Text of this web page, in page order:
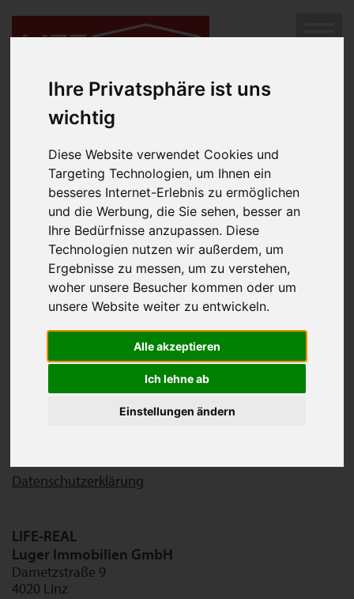
Ihre Privatsphäre ist uns
wichtig
Diese Website verwendet Cookies und
Targeting Technologien, um Ihnen ein
besseres Internet-Erlebnis zu ermöglichen
und die Werbung, die Sie sehen, besser an
Ihre Bedürfnisse anzupassen. Diese
Technologien nutzen wir außerdem, um
Ergebnisse zu messen, um zu verstehen,
woher unsere Besucher kommen oder um
unsere Website weiter zu entwickeln.
Alle akzeptieren
Ich lehne ab
Einstellungen ändern
SUCHEN
Impressum
Rechtsform:
Geschäftsführung:
Luger Margarete, MPA, MBA, akad.
Immobilienmanagerin
Firmenbuchnummer: 255172 d
Firmensitz: Lichtenberg
Datenschutzerklärung
LIFE-REAL
Luger Immobilien GmbH
Dametzstraße 9
4020 Linz